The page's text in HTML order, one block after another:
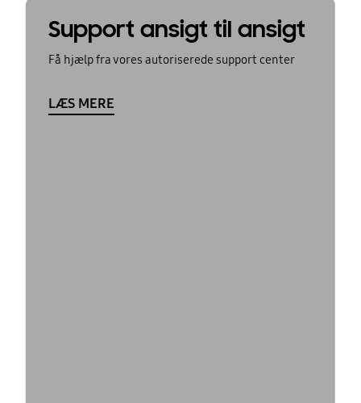
Support ansigt til ansigt
Få hjælp fra vores autoriserede support center
LÆS MERE